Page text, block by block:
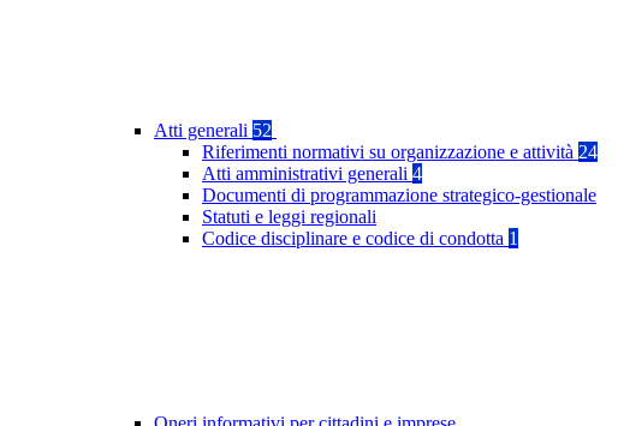
Atti generali 52
Riferimenti normativi su organizzazione e attività 24
Atti amministrativi generali 4
Documenti di programmazione strategico-gestionale
Statuti e leggi regionali
Codice disciplinare e codice di condotta 1